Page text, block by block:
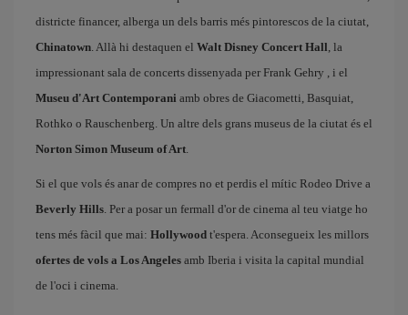
districte financer, alberga un dels barris més pintorescos de la ciutat,
Chinatown. Allà hi destaquen el Walt Disney Concert Hall, la
impressionant sala de concerts dissenyada per Frank Gehry , i el
Museu d'Art Contemporani amb obres de Giacometti, Basquiat,
Rothko o Rauschenberg. Un altre dels grans museus de la ciutat és el
Norton Simon Museum of Art.
Si el que vols és anar de compres no et perdis el mític Rodeo Drive a
Beverly Hills. Per a posar un fermall d'or de cinema al teu viatge ho
tens més fàcil que mai: Hollywood t'espera. Aconsegueix les millors
ofertes de vols a Los Angeles amb Iberia i visita la capital mundial
de l'oci i cinema.